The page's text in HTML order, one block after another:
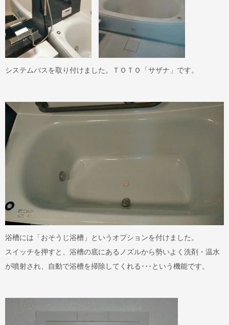
システムバスを取り付けました。ＴＯＴＯ「サザナ」です。
浴槽には「おそうじ浴槽」というオプションを付けました。
スイッチを押すと、浴槽の底にあるノズルから勢いよく洗剤・温水
が噴射され、自動で浴槽を掃除してくれる･･･という機能です。